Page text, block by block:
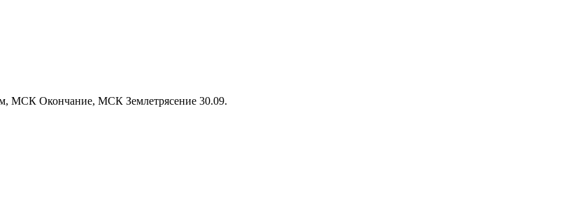
МСК Окончание, МСК Землетрясение 30.09.